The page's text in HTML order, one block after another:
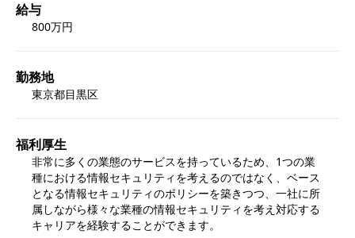
給与
800万円
勤務地
東京都目黒区
福利厚生
非常に多くの業態のサービスを持っているため、1つの業
種における情報セキュリティを考えるのではなく、ベース
となる情報セキュリティのポリシーを築きつつ、一社に所
属しながら様々な業種の情報セキュリティを考え対応する
キャリアを経験することができます。